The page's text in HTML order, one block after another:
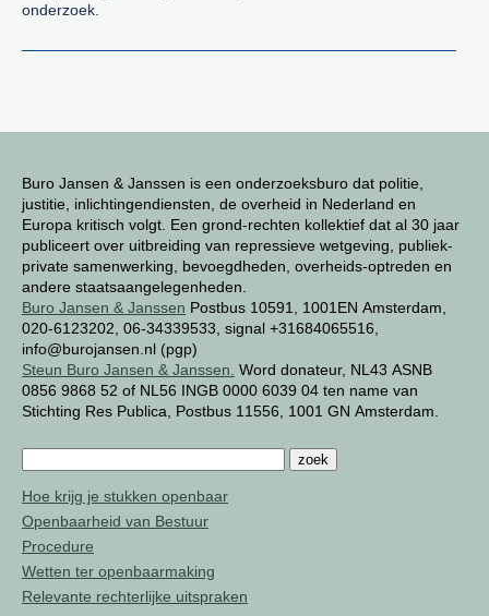
Buro Jansen & Janssen is een onderzoeksburo dat politie,
justitie, inlichtingendiensten, de overheid in Nederland en
Europa kritisch volgt. Een grond-rechten kollektief dat al 30 jaar
publiceert over uitbreiding van repressieve wetgeving, publiek-
private samenwerking, bevoegdheden, overheids-optreden en
andere staatsaangelegenheden.
Buro Jansen & Janssen Postbus 10591, 1001EN Amsterdam,
020-6123202, 06-34339533, signal +31684065516,
info@burojansen.nl (pgp)
Steun Buro Jansen & Janssen. Word donateur, NL43 ASNB
0856 9868 52 of NL56 INGB 0000 6039 04 ten name van
Stichting Res Publica, Postbus 11556, 1001 GN Amsterdam.
Hoe krijg je stukken openbaar
Openbaarheid van Bestuur
Procedure
Wetten ter openbaarmaking
Relevante rechterlijke uitspraken
onderzoek.